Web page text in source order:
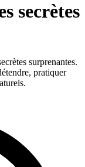
secrètes
surprenantes.
pratiquer